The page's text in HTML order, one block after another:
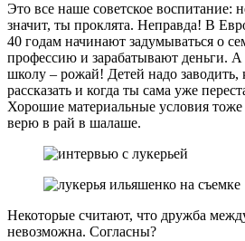
Это все наше советское воспитание:
значит, ты проклята. Неправда! В
40 годам начинают задумываться о
профессию и зарабатывают деньги. А
школу – рожай! Детей надо заводить,
рассказать и когда ты сама уже
Хорошие материальные условия
верю в рай в шалаше.
Некоторые считают, что дружба
невозможна. Согласны?